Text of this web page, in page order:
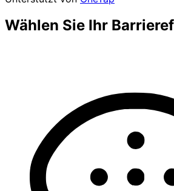
Wählen Sie Ihr